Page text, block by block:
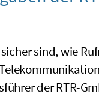
sind, wie
der RTR-